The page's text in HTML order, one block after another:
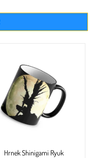
Hrnek Shinigami Ryuk